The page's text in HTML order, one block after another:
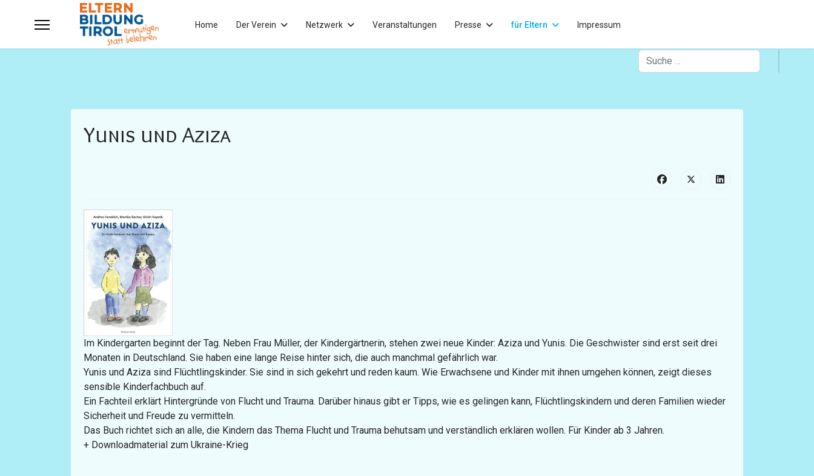
Home Der Verein Netzwerk Veranstaltungen Presse für Eltern Impressum
Suchen
Yunis und Aziza
Im Kindergarten beginnt der Tag. Neben Frau Müller, der Kindergärtnerin, stehen zwei neue Kinder: Aziza und Yunis. Die Geschwister sind erst seit drei
Monaten in Deutschland. Sie haben eine lange Reise hinter sich, die auch manchmal gefährlich war.
Yunis und Aziza sind Flüchtlingskinder. Sie sind in sich gekehrt und reden kaum. Wie Erwachsene und Kinder mit ihnen umgehen können, zeigt dieses
sensible Kinderfachbuch auf.
Ein Fachteil erklärt Hintergründe von Flucht und Trauma. Darüber hinaus gibt er Tipps, wie es gelingen kann, Flüchtlingskindern und deren Familien wieder
Sicherheit und Freude zu vermitteln.
Das Buch richtet sich an alle, die Kindern das Thema Flucht und Trauma behutsam und verständlich erklären wollen. Für Kinder ab 3 Jahren.
+ Downloadmaterial zum Ukraine-Krieg